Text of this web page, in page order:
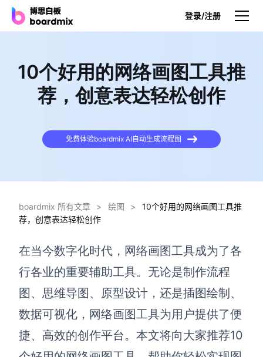
登录/注册
产品
博思白板
博思白板SDK
博思白板离线版
博思设计
一体化产品设计工具
AI生成PPT，支持在线编辑
资源与下载
10个好用的网络画图工具推
荐，创意表达轻松创作
免费体验boardmix AI自动生成流程图
boardmix 所有文章 > 绘图 >
10个好用的网络画图工具推
荐，创意表达轻松创作
在当今数字化时代，网络画图工具成为了各
行各业的重要辅助工具。无论是制作流程
图、思维导图、原型设计，还是插图绘制、
数据可视化，网络画图工具为用户提供了便
捷、高效的创作平台。本文将向大家推荐10